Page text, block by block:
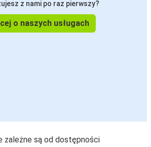
z nami po raz pierwszy?
o naszych usługach
zależne są od dostępności